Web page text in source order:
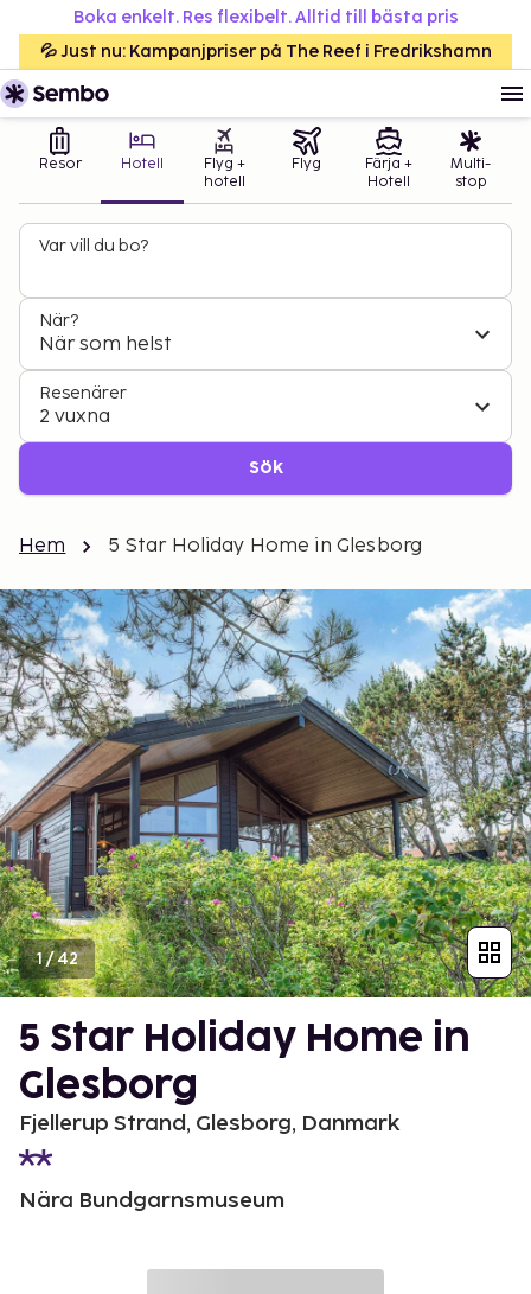
Boka enkelt. Res flexibelt. Alltid till bästa pris
💦 Just nu: Kampanjpriser på The Reef i Fredrikshamn
Resor Hotell
Flyg +
hotell
Flyg
Färja +
Hotell
Multi-
stop
Var vill du bo?
När?
När som helst
Resenärer
2 vuxna
Sök
Hem 5 Star Holiday Home in Glesborg
1/42
5 Star Holiday Home in
Glesborg
Fjellerup Strand, Glesborg, Danmark
Nära Bundgarnsmuseum